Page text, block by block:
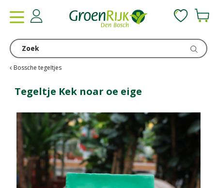
Bossche tegeltjes
Tegeltje Kek noar oe eige